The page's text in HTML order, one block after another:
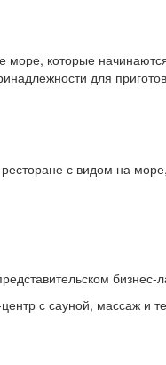
которые
для
с видом на
с сауной, массаж и